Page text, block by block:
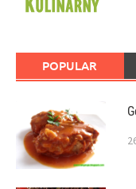
POPULAR